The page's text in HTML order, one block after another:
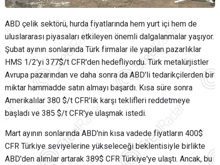
ABD çelik sektörü, hurda fiyatlarında hem yurt içi hem de
uluslararası piyasaları etkileyen önemli dalgalanmalar yaşıyor.
Şubat ayının sonlarında Türk firmalar ile yapılan pazarlıklar
HMS 1/2'yi 377$/t CFR'den hedefliyordu. Türk metalürjistler
Avrupa pazarından ve daha sonra da ABD'li tedarikçilerden bir
miktar hammadde satın almayı başardı. Kısa süre sonra
Amerikalılar 380 $/t CFR'lik karşı teklifleri reddetmeye
başladı ve 385 $/t CFR'ye ulaşmak istedi.
Mart ayının sonlarında ABD'nin kısa vadede fiyatların 400$
CFR Türkiye seviyelerine yükseleceği beklentisiyle birlikte
ABD'den alımlar artarak 389$ CFR Türkiye'ye ulaştı. Ancak, bu